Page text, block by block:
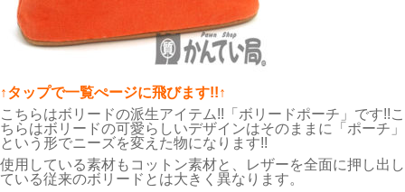
↑タップで一覧ぺージに飛びます!!↑
こちらはボリードの派生アイテム!!「ボリードポーチ」です!!こ
ちらはボリードの可愛らしいデザインはそのままに「ポーチ」
という形でニーズを変えた物になります!!
使用している素材もコットン素材と、レザーを全面に押し出し
ている従来のボリードとは大きく異なります。